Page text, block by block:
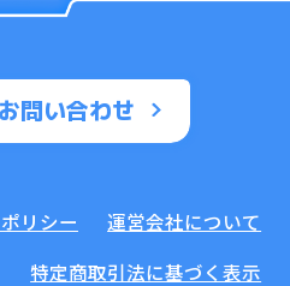
問い合わせ
リシー
運営会社について
特定商取引法に基づく表示